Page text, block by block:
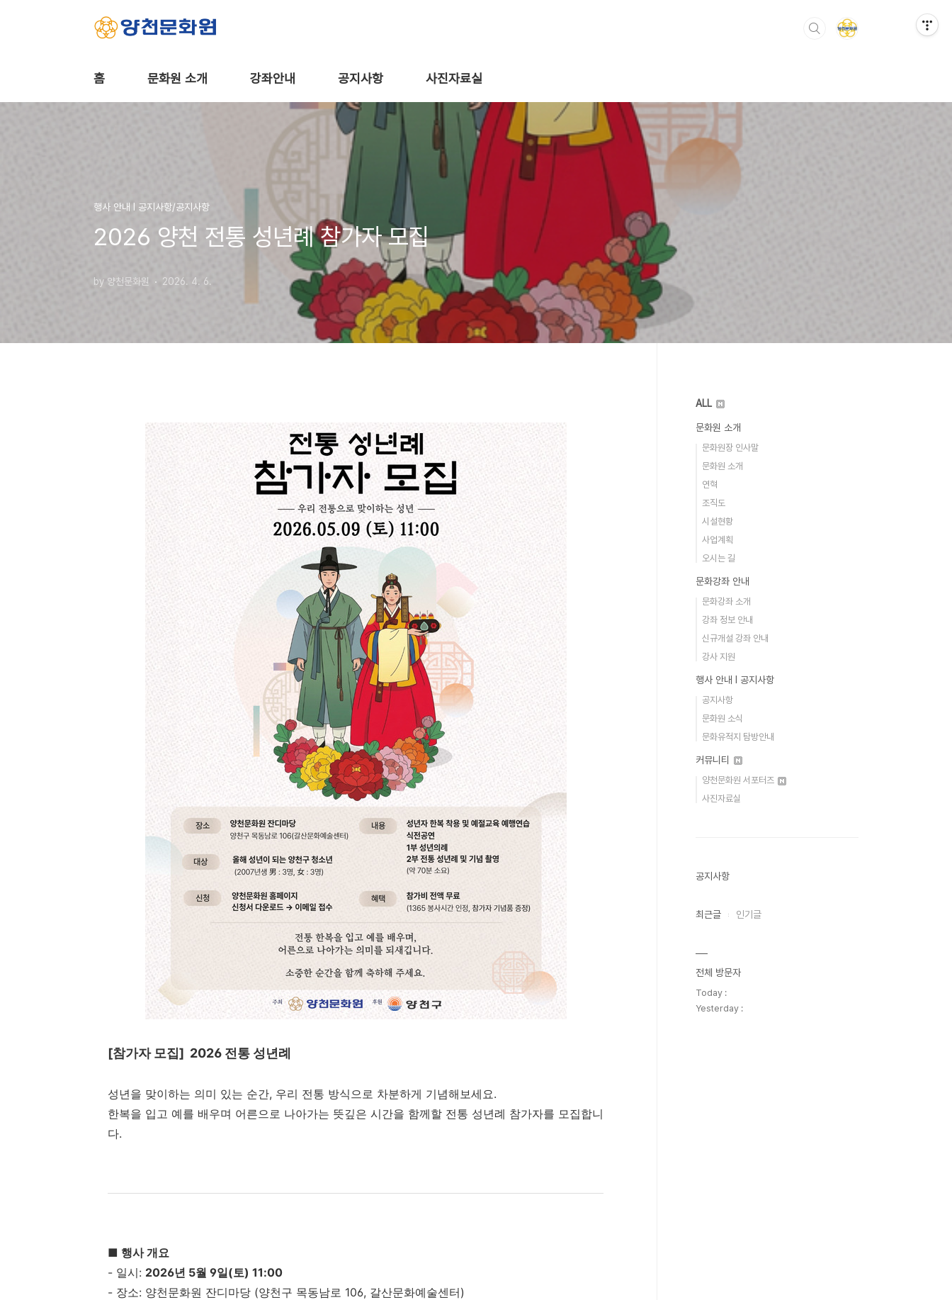
홈 문화원 소개 강좌안내 공지사항 사진자료실
행사 안내 Ι 공지사항/공지사항
2026 양천 전통 성년례 참가자 모집
by 양천문화원 2026. 4. 6.
[참가자 모집] 2026 전통 성년례
성년을 맞이하는 의미 있는 순간, 우리 전통 방식으로 차분하게 기념해보세요.
한복을 입고 예를 배우며 어른으로 나아가는 뜻깊은 시간을 함께할 전통 성년례 참가자를 모집합니
다.
■ 행사 개요
- 일시: 2026년 5월 9일(토) 11:00
- 장소: 양천문화원 잔디마당 (양천구 목동남로 106, 갈산문화예술센터)
ALL
문화원 소개
문화원장 인사말
문화원 소개
연혁
조직도
시설현황
사업계획
오시는 길
문화강좌 안내
문화강좌 소개
강좌 정보 안내
신규개설 강좌 안내
강사 지원
행사 안내 Ι 공지사항
공지사항
문화원 소식
문화유적지 탐방안내
커뮤니티
양천문화원 서포터즈
사진자료실
공지사항
최근글 인기글
전체 방문자
Today :
Yesterday :